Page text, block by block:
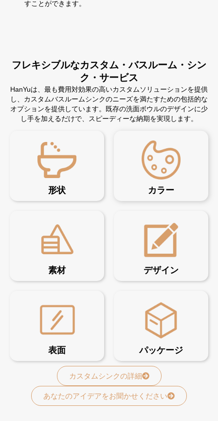
すことができます。
フレキシブルなカスタム・バスルーム・シン
ク・サービス
HanYuは、最も費用対効果の高いカスタムソリューションを提供
し、カスタムバスルームシンクのニーズを満たすための包括的な
オプションを提供しています。既存の洗面ボウルのデザインに少
し手を加えるだけで、スピーディーな納期を実現します。
形状 カラー
素材 デザイン
表面 パッケージ
カスタムシンクの詳細
あなたのアイデアをお聞かせください